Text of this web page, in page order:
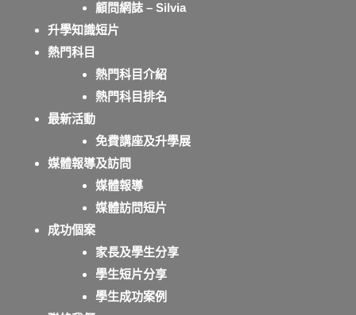
顧問網誌 – Silvia
升學知識短片
熱門科目
熱門科目介紹
熱門科目排名
最新活動
免費講座及升學展
媒體報導及訪問
媒體報導
媒體訪問短片
成功個案
家長及學生分享
學生短片分享
學生成功案例